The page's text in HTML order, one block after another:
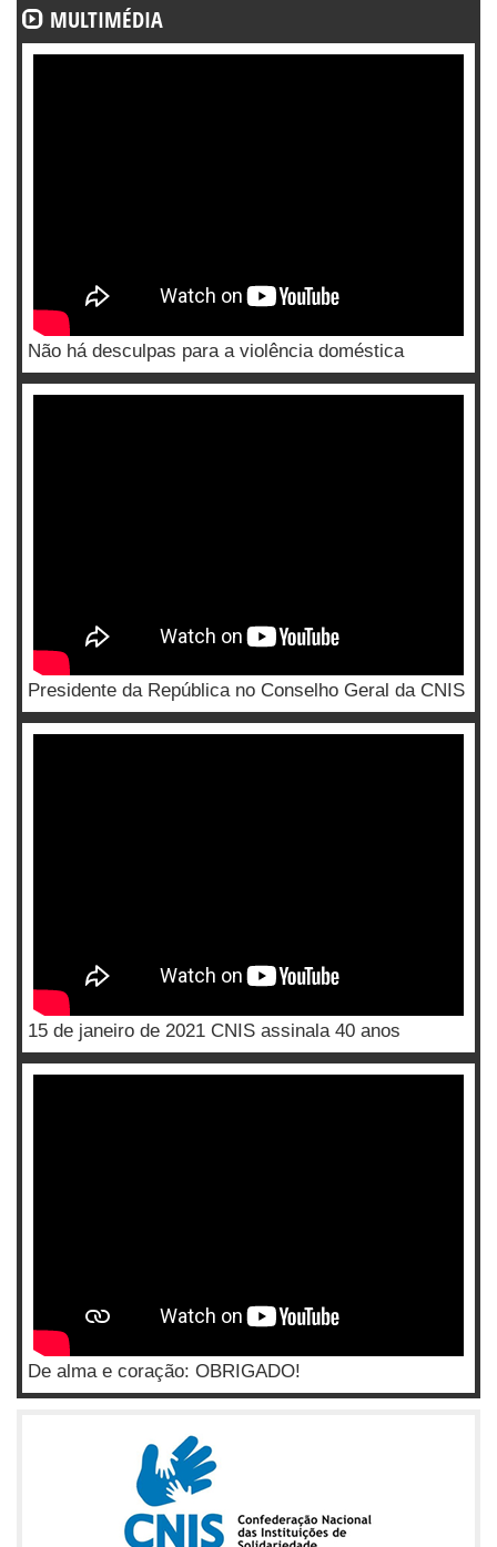
MULTIMÉDIA
Não há desculpas para a violência doméstica
Presidente da República no Conselho Geral da CNIS
15 de janeiro de 2021 CNIS assinala 40 anos
De alma e coração: OBRIGADO!